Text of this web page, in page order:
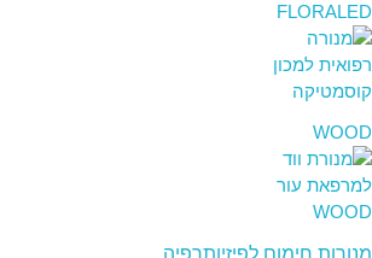
FLORALED
WOOD